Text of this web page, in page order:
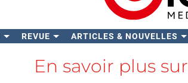
REVUE ARTICLES & NOUVELLES
En savoir plus sur